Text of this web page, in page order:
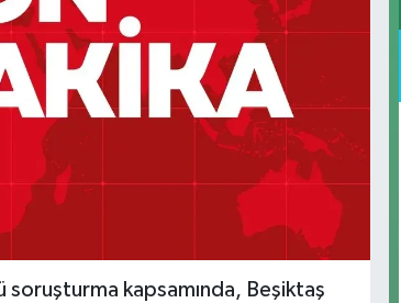
soruşturma kapsamında, Beşiktaş